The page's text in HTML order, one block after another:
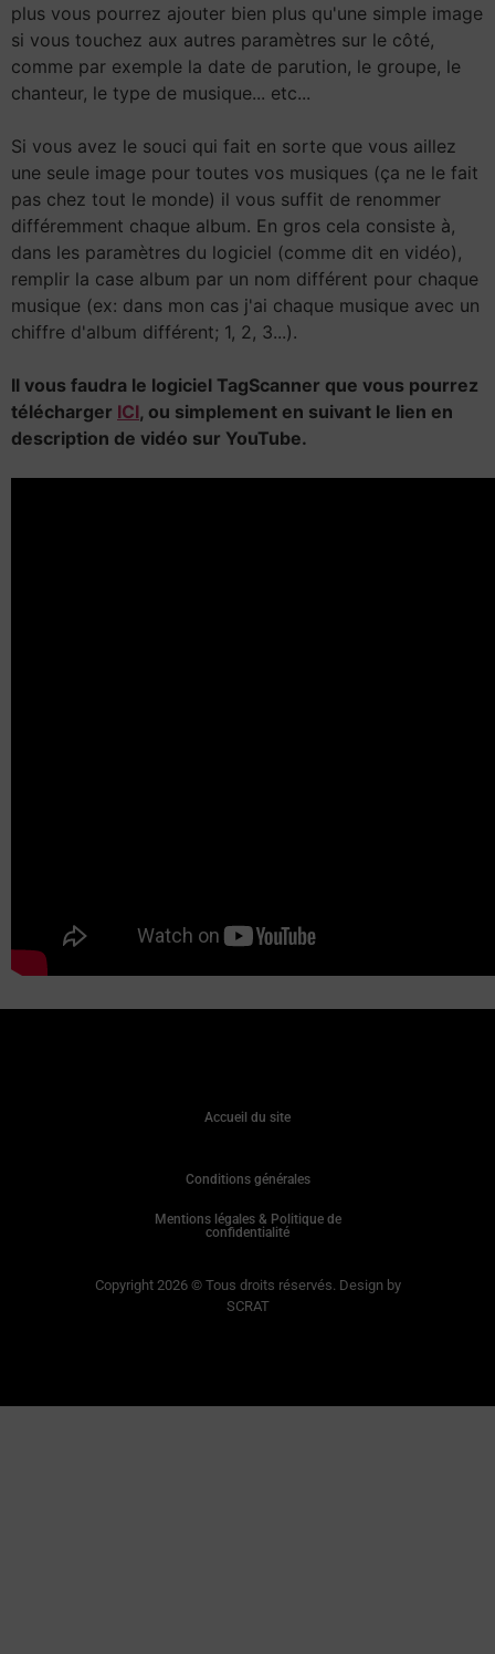
plus vous pourrez ajouter bien plus qu'une simple image
si vous touchez aux autres paramètres sur le côté,
comme par exemple la date de parution, le groupe, le
chanteur, le type de musique... etc...
Si vous avez le souci qui fait en sorte que vous aillez
une seule image pour toutes vos musiques (ça ne le fait
pas chez tout le monde) il vous suffit de renommer
différemment chaque album. En gros cela consiste à,
dans les paramètres du logiciel (comme dit en vidéo),
remplir la case album par un nom différent pour chaque
musique (ex: dans mon cas j'ai chaque musique avec un
chiffre d'album différent; 1, 2, 3...).
Il vous faudra le logiciel TagScanner que vous pourrez
télécharger ICI, ou simplement en suivant le lien en
description de vidéo sur YouTube.
Mentions légales & Politique de
confidentialité
Copyright 2026 © Tous droits réservés. Design by
SCRAT
Accueil du site
Conditions générales